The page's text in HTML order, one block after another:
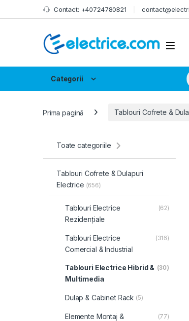
Skip to navigation
Skip to content Contact: +40724780821
Categorii
Prima pagină Tablouri Cofrete &
Toate categoriile
Tablouri Cofrete & Dulapuri
Electrice (656)
Tablouri Electrice
Rezidențiale
(62)
Tablouri Electrice
Comercial & Industrial
(316)
Tablouri Electrice Hibrid &
Multimedia
(30)
Dulap & Cabinet Rack (5)
Elemente Montaj &
(77)